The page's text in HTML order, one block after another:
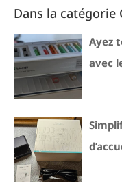
Dans la catégorie
Ayez
avec